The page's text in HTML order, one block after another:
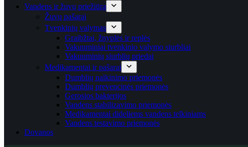
Vandens ir žuvų priežiūra
Žuvų pašarai
Tvenkinių valymas
Graibžtai, žnyplės ir replės
Vakuuminiai tvenkinio valymo siurbliai
Vakuuminių siurblių priedai
Medikamentai ir pašarai
Dumblių naikinimo priemonės
Dumblių prevencinės priemonės
Gerosios bakterijos
Vandens stabilizavimo priemonės
Medikamentai dideliems vandens telkiniams
Vandens testavimo priemonės
Dovanos